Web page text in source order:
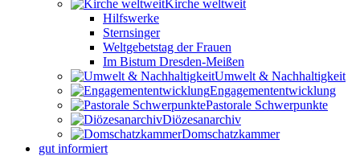
Kirche weltweit
Hilfswerke
Sternsinger
Weltgebetstag der Frauen
Im Bistum Dresden-Meißen
Umwelt & Nachhaltigkeit
Engagemententwicklung
Pastorale Schwerpunkte
Diözesanarchiv
Domschatzkammer
gut informiert